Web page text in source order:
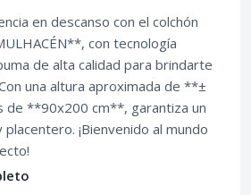
en descanso con el colchón
con tecnología
de alta calidad para brindarte
una altura aproximada de **±
de **90x200 cm**, garantiza un
¡Bienvenido al mundo